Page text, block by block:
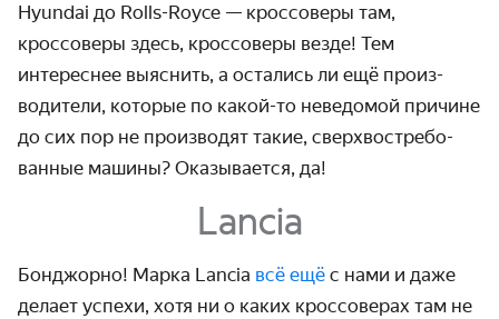
Hyundai до Rolls-Royce — кроссоверы там,
кроссоверы здесь, кроссоверы везде! Тем
интереснее выяснить, а остались ли ещё произ­
водители, которые по какой-то неведомой причине
до сих пор не производят такие, сверх­востребо­
ванные машины? Оказывается, да!
Lancia
Бонджорно! Марка Lancia всё ещё с нами и даже
делает успехи, хотя ни о каких кроссоверах там не